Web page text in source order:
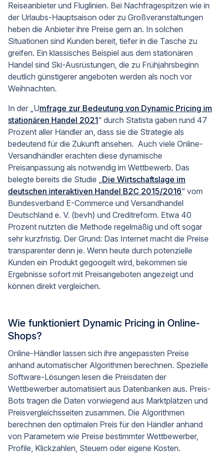
Reiseanbieter und Fluglinien. Bei Nachfragespitzen wie in
der Urlaubs-Hauptsaison oder zu Großveranstaltungen
heben die Anbieter ihre Preise gern an. In solchen
Situationen sind Kunden bereit, tiefer in die Tasche zu
greifen. Ein klassisches Beispiel aus dem stationären
Handel sind Ski-Ausrüstungen, die zu Frühjahrsbeginn
deutlich günstigerer angeboten werden als noch vor
Weihnachten.
In der „Umfrage zur Bedeutung von Dynamic Pricing im
stationären Handel 2021“ durch Statista gaben rund 47
Prozent aller Händler an, dass sie die Strategie als
bedeutend für die Zukunft ansehen. Auch viele Online-
Versandhändler erachten diese dynamische
Preisanpassung als notwendig im Wettbewerb. Das
belegte bereits die Studie „Die Wirtschaftslage im
deutschen interaktiven Handel B2C 2015/2016“ vom
Bundesverband E-Commerce und Versandhandel
Deutschland e. V. (bevh) und Creditreform. Etwa 40
Prozent nutzten die Methode regelmäßig und oft sogar
sehr kurzfristig. Der Grund: Das Internet macht die Preise
transparenter denn je. Wenn heute durch potenzielle
Kunden ein Produkt gegoogelt wird, bekommen sie
Ergebnisse sofort mit Preisangeboten angezeigt und
können direkt vergleichen.
Wie funktioniert Dynamic Pricing in Online-
Shops?
Online-Händler lassen sich ihre angepassten Preise
anhand automatischer Algorithmen berechnen. Spezielle
Software-Lösungen lesen die Preisdaten der
Wettbewerber automatisiert aus Datenbanken aus. Preis-
Bots tragen die Daten vorwiegend aus Marktplätzen und
Preisvergleichsseiten zusammen. Die Algorithmen
berechnen den optimalen Preis für den Händler anhand
von Parametern wie Preise bestimmter Wettbewerber,
Profile, Klickzahlen, Steuern oder eigene Kosten.